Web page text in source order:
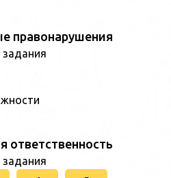
правонарушения
ответственность